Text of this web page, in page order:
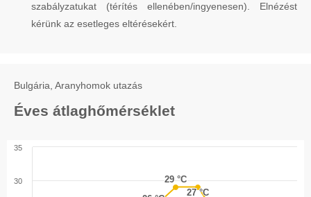
szabályzatukat (térítés ellenében/ingyenesen). Elnézést
kérünk az esetleges eltérésekért.
Bulgária, Aranyhomok utazás
Éves átlaghőmérséklet
29 °C
29 °C
27 °C
27 °C
30
35